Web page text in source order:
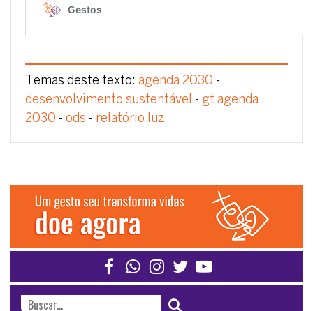
Temas deste texto: agenda 2030 -
desenvolvimento sustentável
- gt agenda
2030 - ods - relatório luz